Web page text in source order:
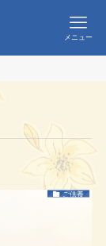
メニュー
ご供養